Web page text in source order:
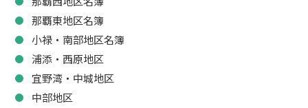
那覇東地区名簿
小禄・南部地区名簿
浦添・西原地区
宜野湾・中城地区
中部地区